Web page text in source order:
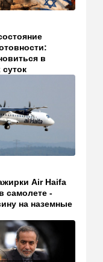
в
власти
тревожные
пропала
Израилю и
в
коды":
вместе с
строят
ООН"
в
Air Haifa
самолете -
на наземные